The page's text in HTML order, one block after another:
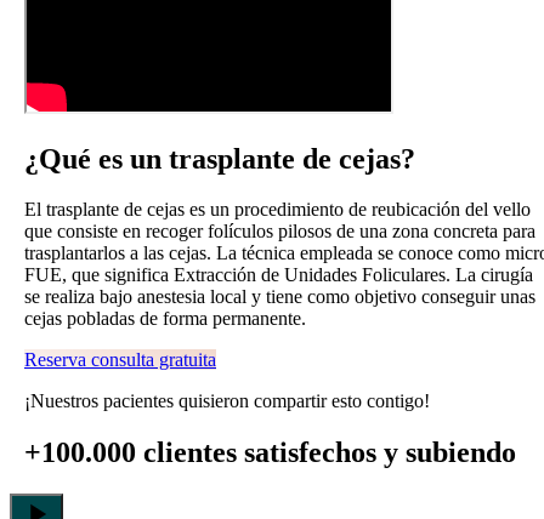
¿Qué es un trasplante de cejas?
El trasplante de cejas es un procedimiento de reubicación del vello
que consiste en recoger folículos pilosos de una zona concreta para
trasplantarlos a las cejas. La técnica empleada se conoce como
FUE, que significa Extracción de Unidades Foliculares. La cirugía
se realiza bajo anestesia local y tiene como objetivo conseguir unas
cejas pobladas de forma permanente.
Reserva consulta gratuita
¡Nuestros pacientes quisieron compartir esto contigo!
+100.000 clientes satisfechos y subiendo